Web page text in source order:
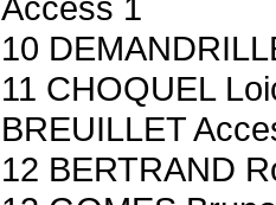
10
11 CHOQUEL
BREUILLET
12 BERTRAND